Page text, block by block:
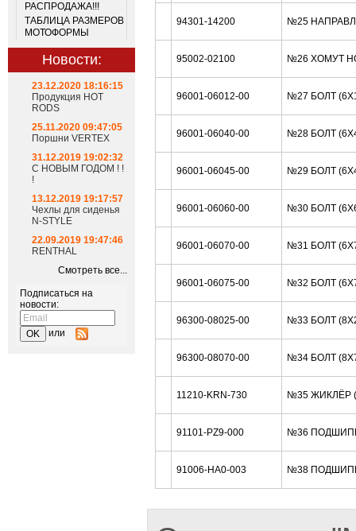
РАСПРОДАЖА!!!
ТАБЛИЦА РАЗМЕРОВ
МОТОФОРМЫ
Новости:
23.12.2020 18:16:15
Продукция HOT
RODS
25.11.2020 09:47:05
Поршни VERTEX
31.12.2019 19:02:32
С НОВЫМ ГОДОМ ! !
!
13.12.2019 19:17:57
Чехлы для сиденья
N-STYLE
22.09.2019 19:47:46
RENTHAL
Смотреть все...
Подписаться на
новости:
или
94301-14200 №25
95002-02100 №26 ХОМУТ
96001-06012-00 №27 БОЛТ
96001-06040-00 №28 БОЛТ
96001-06045-00 №29 БОЛТ
96001-06060-00 №30 БОЛТ
96001-06070-00 №31 БОЛТ
96001-06075-00 №32 БОЛТ
96300-08025-00 №33 БОЛТ
96300-08070-00 №34 БОЛТ
11210-KRN-730 №35 ЖИКЛЁР
91101-PZ9-000 №36
91006-HA0-003 №38